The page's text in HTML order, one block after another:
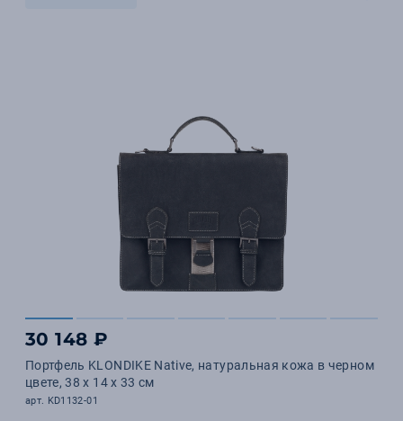
30 148 ₽
Портфель KLONDIKE Native, натуральная кожа в черном
цвете, 38 х 14 х 33 см
арт. KD1132-01